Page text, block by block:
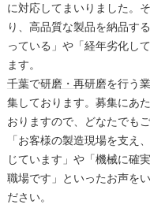
に対応してまいりました。
り、高品質な製品を納品す
っている」や「経年劣化し
ます。
千葉で研磨・再研磨を行う
集しております。募集にあ
おりますので、どなたでも
「お客様の製造現場を支え
じています」や「機械に確
職場です」といったお声を
ださい。